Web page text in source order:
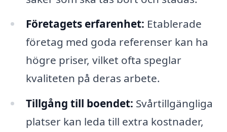
Företagets erfarenhet: Etablerade
företag med goda referenser kan ha
högre priser, vilket ofta speglar
kvaliteten på deras arbete.
Tillgång till boendet: Svårtillgängliga
platser kan leda till extra kostnader,